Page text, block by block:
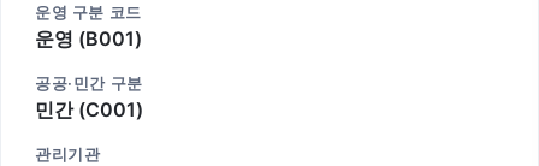
운영 구분 코드
운영 (B001)
공공·민간 구분
민간 (C001)
관리기관